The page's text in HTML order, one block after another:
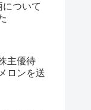
について
主優待
ロンを送